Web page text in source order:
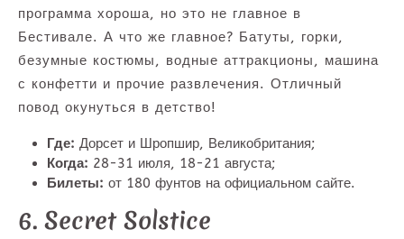
программа хороша, но это не главное в
Бестивале. А что же главное? Батуты, горки,
безумные костюмы, водные аттракционы, машина
с конфетти и прочие развлечения. Отличный
повод окунуться в детство!
Где: Дорсет и Шропшир, Великобритания;
Когда: 28-31 июля, 18-21 августа;
Билеты: от 180 фунтов на официальном сайте.
6. Secret Solstice